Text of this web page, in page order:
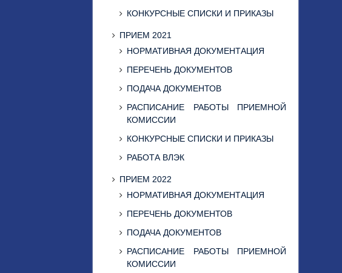
КОНКУРСНЫЕ СПИСКИ И ПРИКАЗЫ
ПРИЕМ 2021
НОРМАТИВНАЯ ДОКУМЕНТАЦИЯ
ПЕРЕЧЕНЬ ДОКУМЕНТОВ
ПОДАЧА ДОКУМЕНТОВ
РАСПИСАНИЕ РАБОТЫ ПРИЕМНОЙ
КОМИССИИ
КОНКУРСНЫЕ СПИСКИ И ПРИКАЗЫ
РАБОТА ВЛЭК
ПРИЕМ 2022
НОРМАТИВНАЯ ДОКУМЕНТАЦИЯ
ПЕРЕЧЕНЬ ДОКУМЕНТОВ
ПОДАЧА ДОКУМЕНТОВ
РАСПИСАНИЕ РАБОТЫ ПРИЕМНОЙ
КОМИССИИ